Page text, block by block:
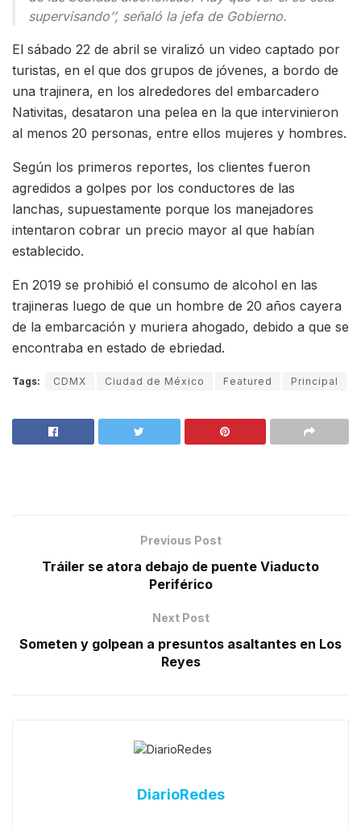
supervisando’’, señaló la jefa de Gobierno.
El sábado 22 de abril se viralizó un video captado por
turistas, en el que dos grupos de jóvenes, a bordo de
una trajinera, en los alrededores del embarcadero
Nativitas, desataron una pelea en la que intervinieron
al menos 20 personas, entre ellos mujeres y hombres.
Según los primeros reportes, los clientes fueron
agredidos a golpes por los conductores de las
lanchas, supuestamente porque los manejadores
intentaron cobrar un precio mayor al que habían
establecido.
En 2019 se prohibió el consumo de alcohol en las
trajineras luego de que un hombre de 20 años cayera
de la embarcación y muriera ahogado, debido a que se
encontraba en estado de ebriedad.
Tags: CDMX Ciudad de México Featured Principal
Previous Post
Tráiler se atora debajo de puente Viaducto
Periférico
Next Post
Someten y golpean a presuntos asaltantes en Los
Reyes
DiarioRedes